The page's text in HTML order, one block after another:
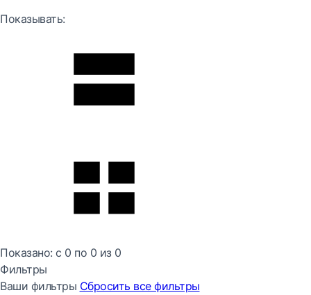
Показывать:
Показано: с 0 по 0 из 0
Фильтры
Ваши фильтры Сбросить все фильтры